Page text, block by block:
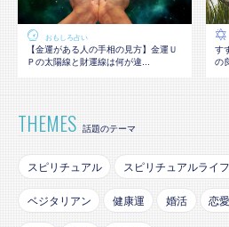
おもしろ占い
【金運がある人の手相の見方】金運Ｕ
Ｐの太陽線と財運線は何が違...
す
の
THEMES 話題のテーマ
スピリチュアル スピリチュアルライ
ベジタリアン 健康運 婚活 恋